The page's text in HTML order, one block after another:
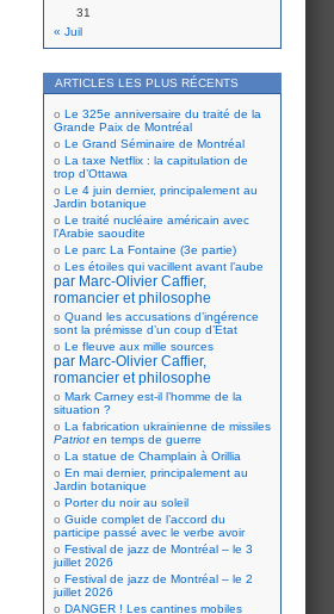
31
« Juil
ARTICLES LES PLUS RÉCENTS
Le 325e anniversaire du traité de la
Grande Paix de Montréal
Le Grand Séminaire de Montréal
La taxe Netflix : la capitulation de
trop d’Ottawa
Le 4 juin dernier, principalement au
Jardin botanique
Le traité nucléaire américain avec
l’Arabie saoudite
Le parc La Fontaine (3e partie)
Les étoiles qui vacillent avant l’aube
par Marc-Olivier Caffier,
romancier et philosophe
Quand les accusations d’ingérence
sont la prémisse d’un coup d’État
Le fleuve aux mille sources
par Marc-Olivier Caffier,
romancier et philosophe
Mark Carney est-il l’homme de la
situation ?
La fabrication ukrainienne de missiles
Patriot en temps de guerre
La statue de Champlain à Orillia
En mai dernier, principalement au
Jardin botanique
Porter du noir au soleil
Guide complet de l’accord du
participe passé avec le verbe avoir
Festival de jazz de Montréal – le 3
juillet 2026
Festival de jazz de Montréal – le 2
juillet 2026
DANGER ! Les cantines mobiles